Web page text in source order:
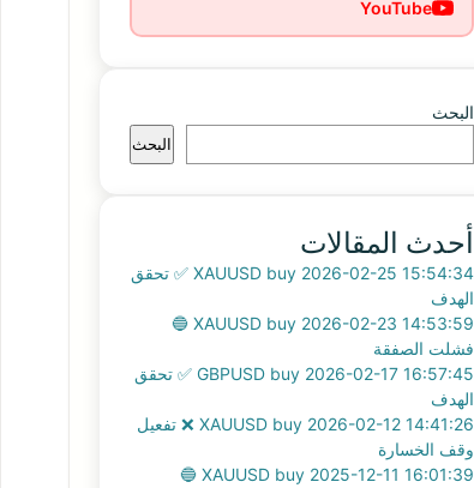
YouTube
البحث
البحث
أحدث المقالات
XAUUSD buy 2026-02-25 15:54:34 ✅ تحقق
الهدف
XAUUSD buy 2026-02-23 14:53:59 🔵
فشلت الصفقة
GBPUSD buy 2026-02-17 16:57:45 ✅ تحقق
الهدف
XAUUSD buy 2026-02-12 14:41:26 ❌ تفعيل
وقف الخسارة
XAUUSD buy 2025-12-11 16:01:39 🔵